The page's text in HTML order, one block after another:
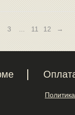
3 ... 11 12 →